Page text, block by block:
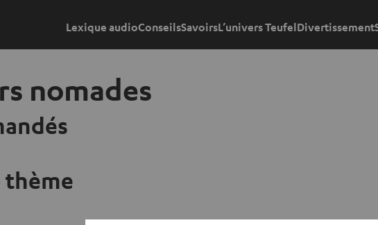
Lexique audioConseilsSavoirsL’univers TeufelDivertissement
nomades
thème